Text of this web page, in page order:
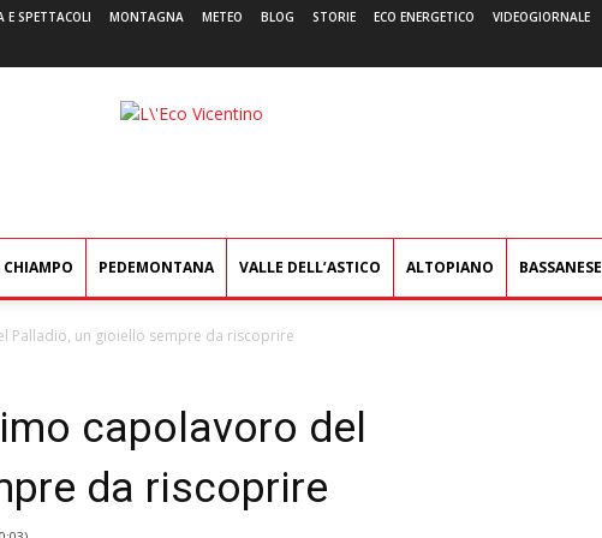
E SPETTACOLI MONTAGNA METEO BLOG STORIE ECO ENERGETICO VIDEOGIORNALE
L'Eco
CHIAMPO PEDEMONTANA VALLE DELL’ASTICO ALTOPIANO BASSANESE
Palladio, un gioiello sempre da riscoprire
capolavoro del
da riscoprire